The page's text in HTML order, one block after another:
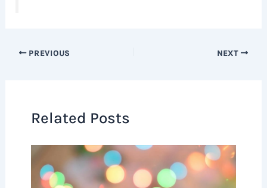
PREVIOUS NEXT
Related Posts